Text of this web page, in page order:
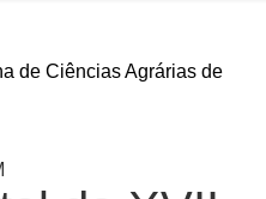
de Ciências Agrárias de